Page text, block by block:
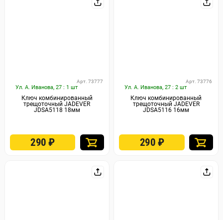
Ул. А. Иванова, 27 : 1 шт
Арт. 73777
Ключ комбинированный
трещоточный JADEVER
JDSA5118 18мм
290₽
Ул. А. Иванова, 27 : 2 шт
Арт. 73776
Ключ комбинированный
трещоточный JADEVER
JDSA5116 16мм
290 ₽